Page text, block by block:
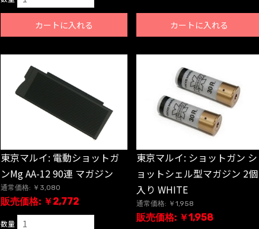
カートに入れる カートに入れる
東京マルイ: 電動ショットガ
ンMg AA-12 90連 マガジン
通常価格: ￥3,080
販売価格: ￥2,772
数量
東京マルイ: ショットガン シ
ョットシェル型マガジン 2個
入り WHITE
通常価格: ￥1,958
販売価格: ￥1,958